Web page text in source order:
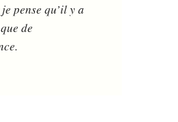
pense qu’il y a
de